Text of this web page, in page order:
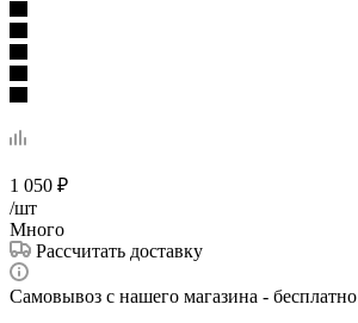
1 050 ₽
/шт
Много
Рассчитать доставку
Самовывоз с нашего магазина - бесплатно